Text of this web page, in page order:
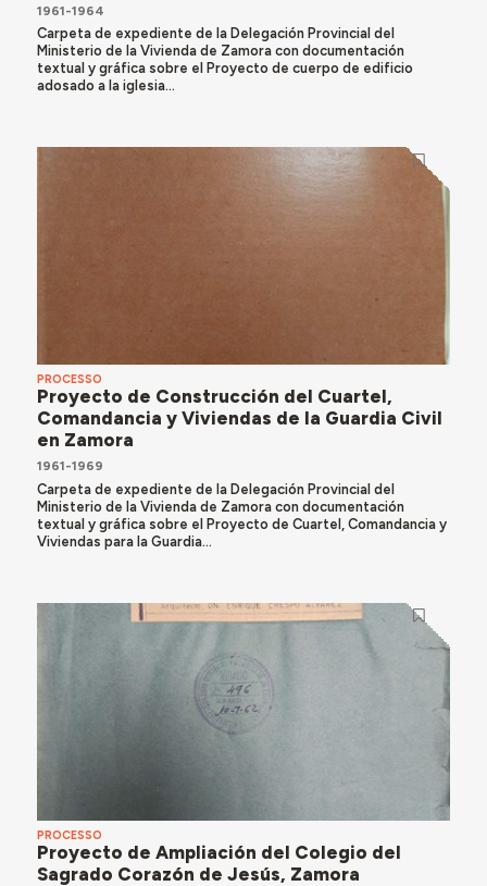
1961-1964
Carpeta de expediente de la Delegación Provincial del
Ministerio de la Vivienda de Zamora con documentación
textual y gráfica sobre el Proyecto de cuerpo de edificio
adosado a la iglesia...
PROCESSO
Proyecto de Construcción del Cuartel,
Comandancia y Viviendas de la Guardia Civil
en Zamora
1961-1969
Carpeta de expediente de la Delegación Provincial del
Ministerio de la Vivienda de Zamora con documentación
textual y gráfica sobre el Proyecto de Cuartel, Comandancia y
Viviendas para la Guardia...
PROCESSO
Proyecto de Ampliación del Colegio del
Sagrado Corazón de Jesús, Zamora